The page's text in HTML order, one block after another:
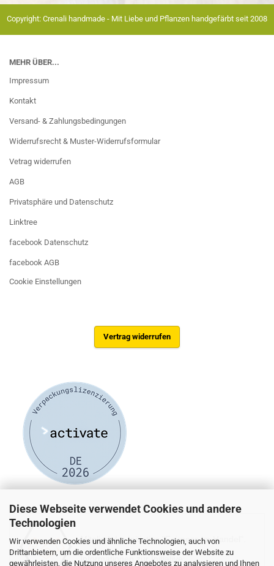
Diese Webseite verwendet Cookies und andere
Technologien
Wir verwenden Cookies und ähnliche Technologien, auch von
Drittanbietern, um die ordentliche Funktionsweise der Website zu
gewährleisten, die Nutzung unseres Angebotes zu analysieren und Ihnen
Copyright: Crenali handmade - Mit Liebe und Pflanzen handgefärbt seit 2008
MEHR ÜBER...
Impressum
Kontakt
Versand- & Zahlungsbedingungen
Widerrufsrecht & Muster-Widerrufsformular
Vetrag widerrufen
AGB
Privatsphäre und Datenschutz
Linktree
facebook Datenschutz
facebook AGB
Cookie Einstellungen
Vertrag widerrufen
Mitglied der Initiative "Fairness im Handel".
Informationen zur Initiative: